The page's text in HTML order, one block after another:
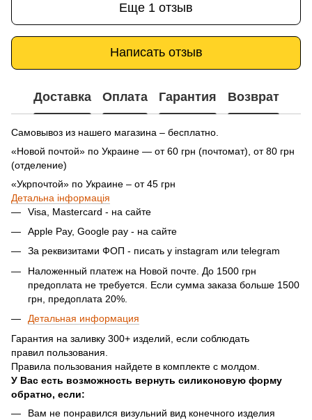
Еще 1 отзыв
Написать отзыв
Доставка Оплата Гарантия Возврат
Самовывоз из нашего магазина – бесплатно.
«Новой почтой» по Украине — от 60 грн (почтомат), от 80 грн
(отделение)
«Укрпочтой» по Украине – от 45 грн
Детальна інформація
Visa, Mastercard - на сайте
Apple Pay, Google pay - на сайте
За реквизитами ФОП - писать у instagram или telegram
Наложенный платеж на Новой почте. До 1500 грн
предоплата не требуется. Если сумма заказа больше 1500
грн, предоплата 20%.
Детальная информация
Гарантия на заливку 300+ изделий, если соблюдать
правил пользования.
Правила пользования найдете в комплекте с молдом.
У Вас есть возможность вернуть силиконовую форму
обратно, если:
Вам не понравился визульний вид конечного изделия